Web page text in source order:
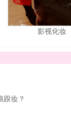
影视化妆
跟妆？